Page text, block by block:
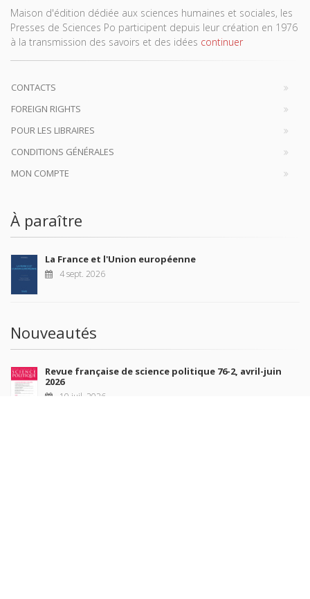
Maison d'édition dédiée aux sciences humaines et sociales, les
Presses de Sciences Po participent depuis leur création en 1976
à la transmission des savoirs et des idées continuer
CONTACTS
FOREIGN RIGHTS
POUR LES LIBRAIRES
CONDITIONS GÉNÉRALES
MON COMPTE
À paraître
La France et l'Union européenne
4 sept. 2026
Nouveautés
Revue française de science politique 76-2, avril-juin
2026
10 juil. 2026